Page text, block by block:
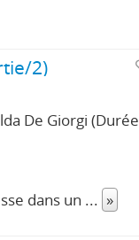
2)
De Giorgi (Durée
dans un ... »